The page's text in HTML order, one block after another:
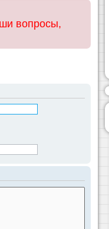
вопросы,